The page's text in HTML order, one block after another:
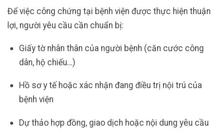
Để việc công chứng tại bệnh viện được thực hiện thuận
lợi, người yêu cầu cần chuẩn bị:
Giấy tờ nhân thân của người bệnh (căn cước công
dân, hộ chiếu…)
Hồ sơ y tế hoặc xác nhận đang điều trị nội trú của
bệnh viện
Dự thảo hợp đồng, giao dịch hoặc nội dung yêu cầu